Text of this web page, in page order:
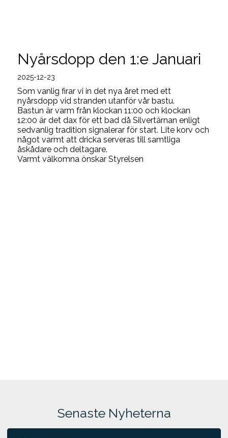
Nyårsdopp den 1:e Januari
2025-12-23
Som vanlig firar vi in det nya året med ett
nyårsdopp vid stranden utanför vår bastu.
Bastun är varm från klockan 11:00 och klockan
12:00 är det dax för ett bad då Silvertärnan enligt
sedvanlig tradition signalerar för start. Lite korv och
något varmt att dricka serveras till samtliga
åskådare och deltagare.
Varmt välkomna önskar Styrelsen
Senaste Nyheterna